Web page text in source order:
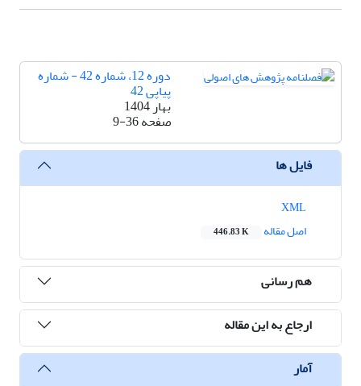
دوره 12، شماره 42 - شماره
پیاپی 42
بهار 1404
صفحه9-36
فایل ها
اصل مقاله
446.83 K
هم رسانی
ارجاع به این مقاله
آمار